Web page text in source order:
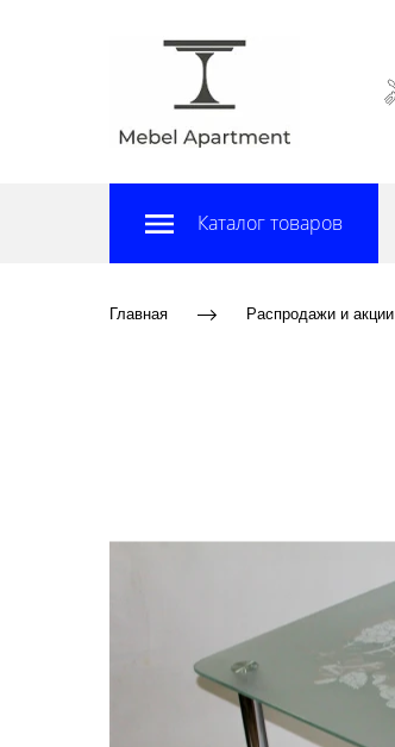
Каталог товаров
Главная Распродажи и акции